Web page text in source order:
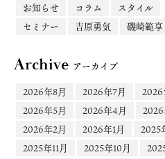
お知らせ
コラム
スタイル
セミナー
吉原勇気 磯崎範享
Archive アーカイブ
2026年8月
2026年7月
2026
2026年5月
2026年4月
2026年2月
2026年1月
2025
2025年11月
2025年10月